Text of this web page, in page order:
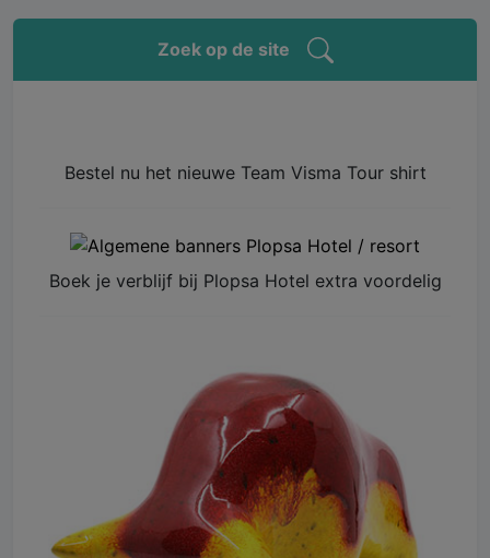
Zoek op de site
Bestel nu het nieuwe Team Visma Tour shirt
Boek je verblijf bij Plopsa Hotel extra voordelig